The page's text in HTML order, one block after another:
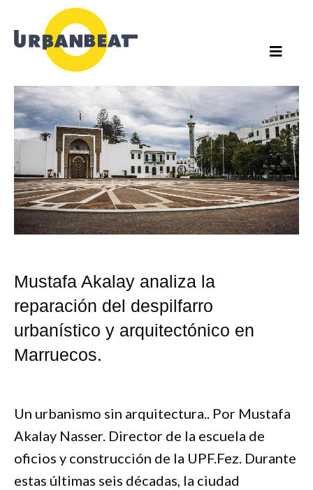
contenido
Mustafa Akalay analiza la
reparación del despilfarro
urbanístico y arquitectónico en
Marruecos.
Un urbanismo sin arquitectura.. Por Mustafa
Akalay Nasser. Director de la escuela de
oficios y construcción de la UPF.Fez. Durante
estas últimas seis décadas, la ciudad